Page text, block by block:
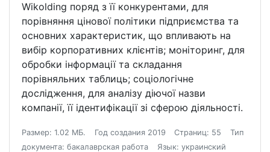
Wikolding поряд з її конкурентами, для
порівняння цінової політики підприємства та
основних характеристик, що впливають на
вибір корпоративних клієнтів; моніторинг, для
обробки інформації та складання
порівняльних таблиць; соціологічне
дослідження, для аналізу діючої назви
компанії, її ідентифікації зі сферою діяльності.
Размер: 1.02 МБ. Год создания 2019 Страниц: 55
Тип
документа: бакалаврская работа
Язык: украинский